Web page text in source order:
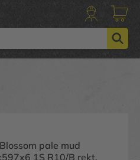
pale mud
1S R10/B rekt.